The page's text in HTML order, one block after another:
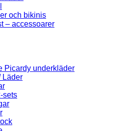
och bikinis
– accessoarer
Picardy underkläder
Läder
sets